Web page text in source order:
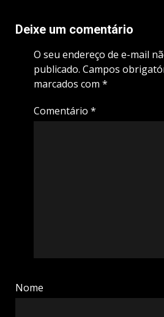
Deixe um comentário
O seu endereço de e-mail
publicado. Campos
marcados com *
Comentário *
Nome